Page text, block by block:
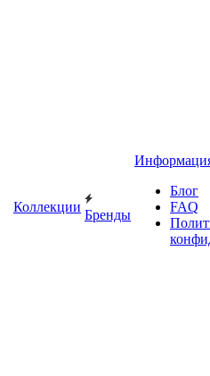
Коллекции
Бренды
Блог
FAQ